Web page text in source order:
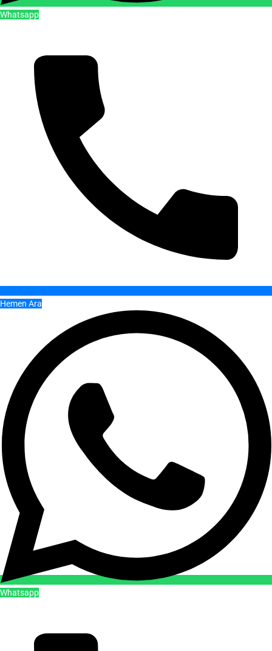
Whatsapp
Hemen Ara
Whatsapp